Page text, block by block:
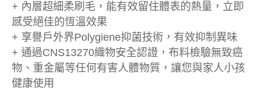
+ 內層超細柔刷毛，能有效留住體表的熱量，立即
感受絕佳的恆溫效果
+ 享譽戶外界Polygiene抑菌技術，有效抑制異味
+ 通過CNS13270織物安全認證，布料檢驗無致癌
物、重金屬等任何有害人體物質，讓您與家人小孩
健康使用